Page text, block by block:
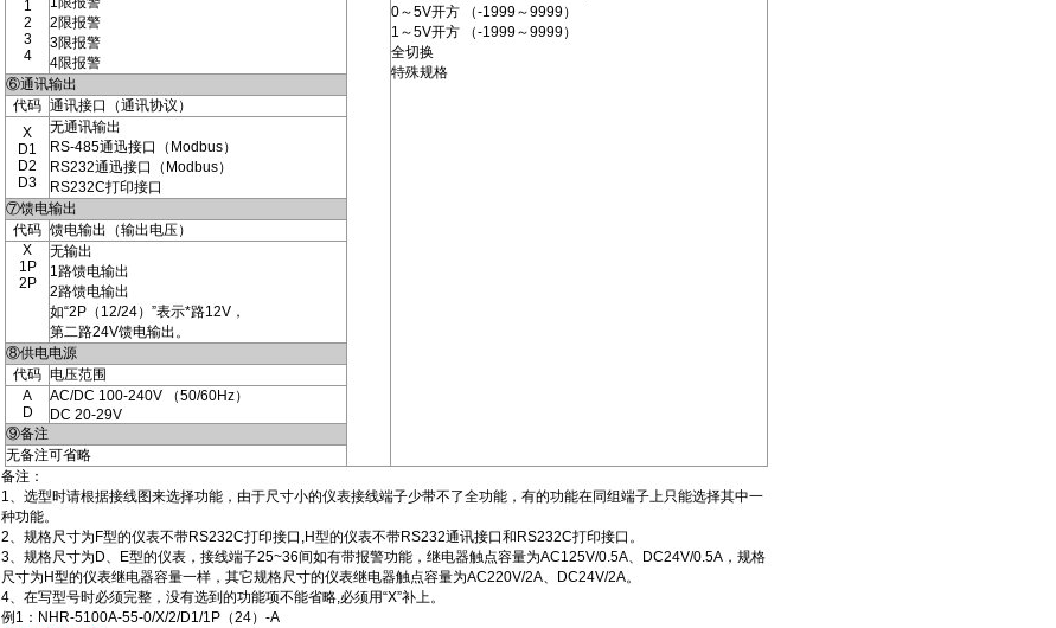
0～5V开方 （-1999～9999）
1～5V开方 （-1999～9999）
全切换
特殊规格
1
2
3
4
2限报警
3限报警
4限报警
⑥通讯输出
代码 通讯接口（通讯协议）
X
D1
D2
D3
无通讯输出
RS-485通迅接口（Modbus）
RS232通迅接口（Modbus）
RS232C打印接口
⑦馈电输出
代码 馈电输出（输出电压）
X
1P
2P
无输出
1路馈电输出
2路馈电输出
如“2P（12/24）”表示*路12V，
第二路24V馈电输出。
⑧供电电源
代码 电压范围
A
D
AC/DC 100-240V （50/60Hz）
DC 20-29V
⑨备注
无备注可省略
备注：
1、选型时请根据接线图来选择功能，由于尺寸小的仪表接线端子少带不了全功能，有的功能在同组端子上只能选择其中一
种功能。
2、规格尺寸为F型的仪表不带RS232C打印接口,H型的仪表不带RS232通讯接口和RS232C打印接口。
3、规格尺寸为D、E型的仪表，接线端子25~36间如有带报警功能，继电器触点容量为AC125V/0.5A、DC24V/0.5A，规格
尺寸为H型的仪表继电器容量一样，其它规格尺寸的仪表继电器触点容量为AC220V/2A、DC24V/2A。
4、在写型号时必须完整，没有选到的功能项不能省略,必须用“X”补上。
例1：NHR-5100A-55-0/X/2/D1/1P（24）-A